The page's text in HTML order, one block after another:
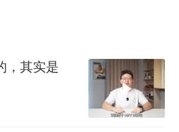
，其实是